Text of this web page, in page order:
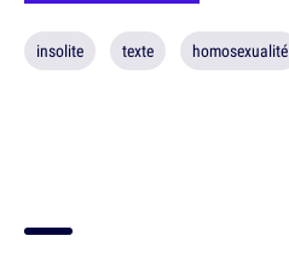
insolite texte homosexualité